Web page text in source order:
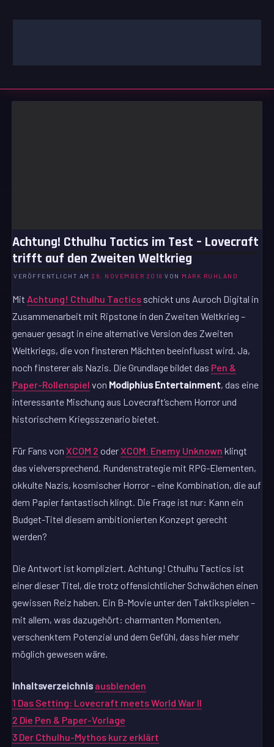
Inhalt
Achtung! Cthulhu Tactics im Test – Lovecraft
trifft auf den Zweiten Weltkrieg
VERÖFFENTLICHT AM26. NOVEMBER 2018 VON MARK RUHLAND
Mit Achtung! Cthulhu Tactics schickt uns Auroch Digital in
Zusammenarbeit mit Ripstone in den Zweiten Weltkrieg –
genauer gesagt in eine alternative Version des Zweiten
Weltkriegs, die von finsteren Mächten beeinflusst wird. Ja,
noch finsterer als Nazis. Die Grundlage bildet das Pen &
Paper-Rollenspiel von Modiphius Entertainment, das eine
interessante Mischung aus Lovecraft’schem Horror und
historischem Kriegsszenario bietet.
Für Fans vonXCOM 2 oderXCOM: Enemy Unknown klingt
das vielversprechend. Rundenstrategie mit RPG-Elementen,
okkulte Nazis, kosmischer Horror – eine Kombination, die auf
dem Papier fantastisch klingt. Die Frage ist nur: Kann ein
Budget-Titel diesem ambitionierten Konzept gerecht
werden?
Die Antwort ist kompliziert. Achtung! Cthulhu Tactics ist
einer dieser Titel, die trotz offensichtlicher Schwächen einen
gewissen Reiz haben. Ein B-Movie unter den Taktikspielen –
mit allem, was dazugehört: charmanten Momenten,
verschenktem Potenzial und dem Gefühl, dass hier mehr
möglich gewesen wäre.
Inhaltsverzeichnis ausblenden
1 Das Setting: Lovecraft meets World War II
2 Die Pen & Paper-Vorlage
3 Der Cthulhu-Mythos kurz erklärt